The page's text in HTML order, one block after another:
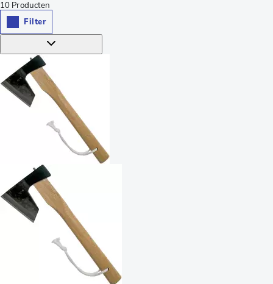
10 Producten
Filter